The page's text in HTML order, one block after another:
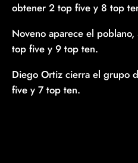
obtener 2 top five y 8 top
Noveno aparece el
top five y 9 top ten.
Diego Ortiz cierra el grupo
five y 7 top ten.